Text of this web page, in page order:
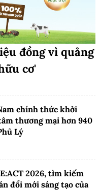
đồng vì quảng
cơ'
chính thức khởi
thương mại hơn 940
Lý
2026, tìm kiếm
đổi mới sáng tạo của